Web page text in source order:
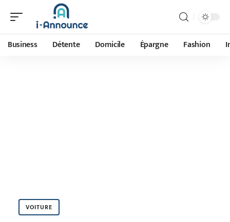
Business Détente Domicile Épargne Fashion
VOITURE